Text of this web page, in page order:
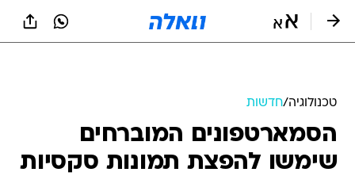
טכנולוגיה/חדשות
הסמארטפונים המוברחים
שימשו להפצת תמונות סקסיות